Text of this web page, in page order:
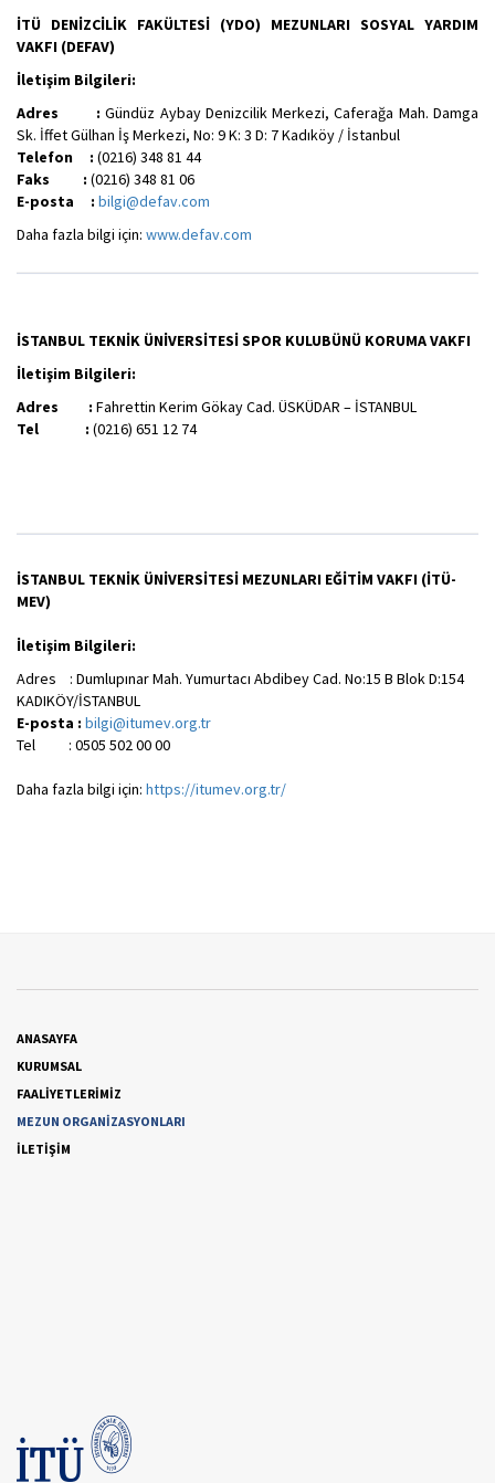
İTÜ DENİZCİLİK FAKÜLTESİ (YDO) MEZUNLARI SOSYAL YARDIM
VAKFI (DEFAV)
İletişim Bilgileri:
Adres : Gündüz Aybay Denizcilik Merkezi, Caferağa Mah. Damga
Sk. İffet Gülhan İş Merkezi, No: 9 K: 3 D: 7 Kadıköy / İstanbul
Telefon : (0216) 348 81 44
Faks : (0216) 348 81 06
E-posta : bilgi@defav.com
Daha fazla bilgi için: www.defav.com
İSTANBUL TEKNİK ÜNİVERSİTESİ SPOR KULUBÜNÜ KORUMA VAKFI
İletişim Bilgileri:
Adres : Fahrettin Kerim Gökay Cad. ÜSKÜDAR – İSTANBUL
Tel : (0216) 651 12 74
İSTANBUL TEKNİK ÜNİVERSİTESİ MEZUNLARI EĞİTİM VAKFI (İTÜ-
MEV)
İletişim Bilgileri:
Adres : Dumlupınar Mah. Yumurtacı Abdibey Cad. No:15 B Blok D:154
KADIKÖY/İSTANBUL
E-posta : bilgi@itumev.org.tr
Tel : 0505 502 00 00
Daha fazla bilgi için: https://itumev.org.tr/
ANASAYFA
KURUMSAL
FAALİYETLERİMİZ
MEZUN ORGANİZASYONLARI
İLETİŞİM